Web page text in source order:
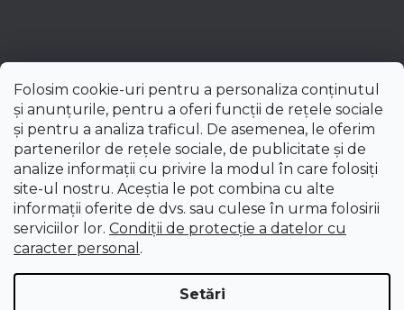
Folosim cookie-uri pentru a personaliza conținutul
și anunțurile, pentru a oferi funcții de rețele sociale
și pentru a analiza traficul. De asemenea, le oferim
partenerilor de rețele sociale, de publicitate și de
analize informații cu privire la modul în care folosiți
site-ul nostru. Aceștia le pot combina cu alte
informații oferite de dvs. sau culese în urma folosirii
serviciilor lor. Condiții de protecție a datelor cu
caracter personal .
Setări